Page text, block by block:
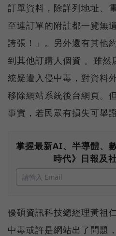
訂單資料，除詳列地址、
至連訂單的附註都一覽無
誇張！」。另外還有其他
到其他訂購人個資 。雖然
統疑遭入侵中毒，對資料
移除網站系統後台網頁。
事實，若民眾有損失可舉
掌握最新AI、半導體、
時代》日報及
優碩資訊科技總經理黃祖
中毒或許是網站出了問題